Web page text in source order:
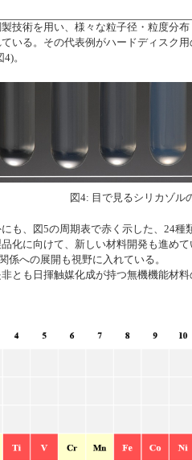
技術を用い、様々な粒子径・粒度分
いる。その代表例がハードディスク
。
図4: 目で見るシリカゾル
も、図5の周期表で赤く示した、24
化に向けて、新しい材料開発も進め
係への展開も視野に入れている。
とも日揮触媒化成が持つ無機機能材